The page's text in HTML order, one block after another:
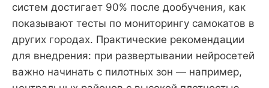
систем достигает 90% после дообучения, как
показывают тесты по мониторингу самокатов в
других городах. Практические рекомендации
для внедрения: при развертывании нейросетей
важно начинать с пилотных зон — например,